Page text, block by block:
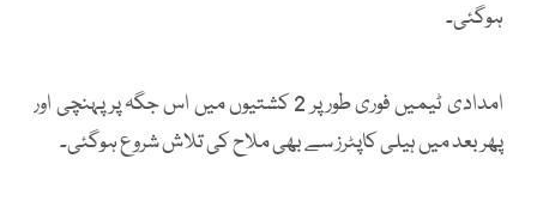
ہوگئی۔
امدادی ٹیمیں فوری طور پر 2 کشتیوں میں اس جگہ پر پہنچی اور
پھر بعد میں ہیلی کاپٹرز سے بھی ملاح کی تلاش شروع ہوگئی۔